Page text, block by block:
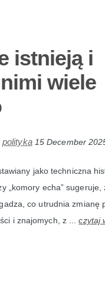
istnieją i
wiele
polityka 15 December
jako techniczna
„komory echa” sugeruje,
co utrudnia zmianę
i znajomych, z ...czytaj